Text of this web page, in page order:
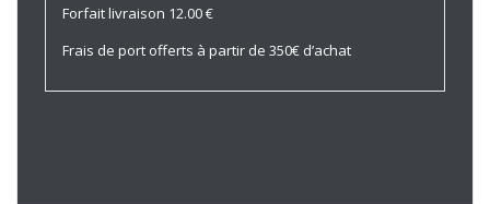
Forfait livraison 12.00 €
Frais de port offerts à partir de 350€ d’achat